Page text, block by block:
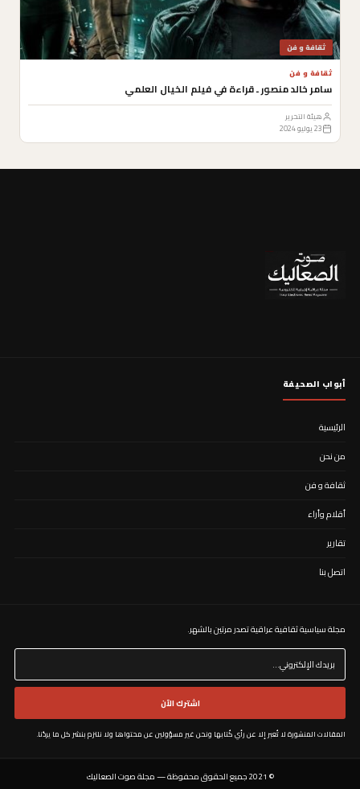
ثقافة و فن
ثقافة و فن
سامر خالد منصور ـ قراءة في فيلم الخيال العلمي
هيئة التحرير
23 يوليو 2024
أبواب الصحيفة
الرئيسية
من نحن
ثقافة و فن
أقلام وأراء
تقارير
اتصل بنا
مجلة سياسية ثقافية عراقية تصدر مرتين بالشهر. ​
اشترك الآن
المقالات المنشورة لا تُعبر إلا عن رأي كُتابها ونحن غير مسؤولين عن محتواها ولا نلتزم بنشر كل ما يردُنا.
© 2021 جميع الحقوق محفوظة — مجلة صوت الصعاليك